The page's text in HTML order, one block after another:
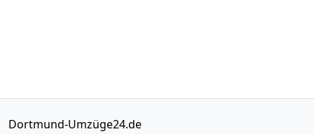
Dortmund-Umzüge24.de